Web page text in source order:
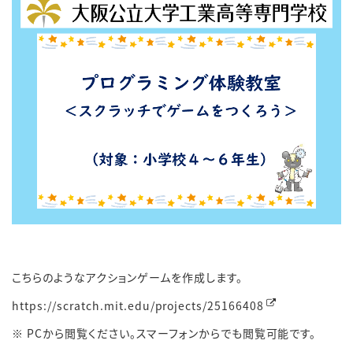
こちらのようなアクションゲームを作成します。
https://scratch.mit.edu/projects/25166408
※ PCから閲覧ください。スマーフォンからでも閲覧可能です。